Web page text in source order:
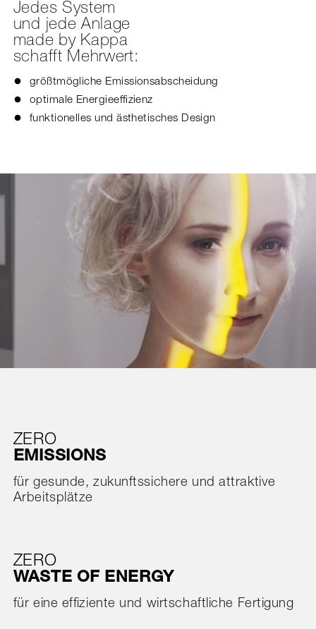
Jedes System
und jede Anlage
made by Kappa
schafft Mehrwert:
größtmögliche Emissionsabscheidung
optimale Energieeffizienz
funktionelles und ästhetisches Design
ZERO
EMISSIONS
für gesunde, zukunftssichere und attraktive
Arbeitsplätze
ZERO
WASTE OF ENERGY
für eine effiziente und wirtschaftliche Fertigung